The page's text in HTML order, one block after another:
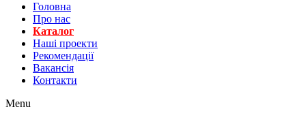
Головна
Про нас
Каталог
Нашi проекти
Рекомендації
Вакансiя
Контакти
Menu